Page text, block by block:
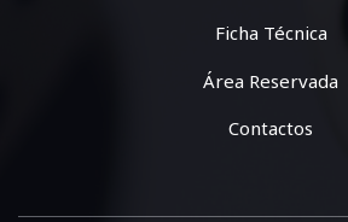
Ficha Técnica
Área Reservada
Contactos